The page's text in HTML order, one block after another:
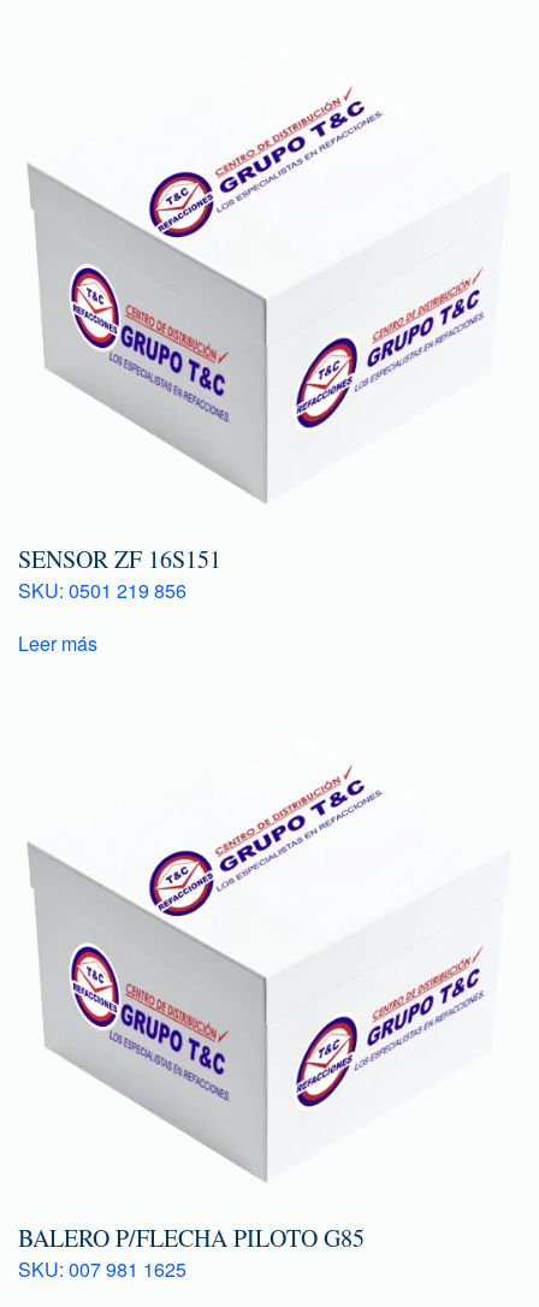
SENSOR ZF 16S151
SKU: 0501 219 856
Leer más
BALERO P/FLECHA PILOTO G85
SKU: 007 981 1625